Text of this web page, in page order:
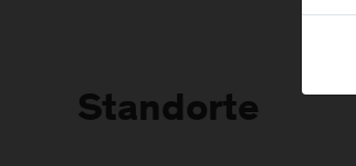
Standorte